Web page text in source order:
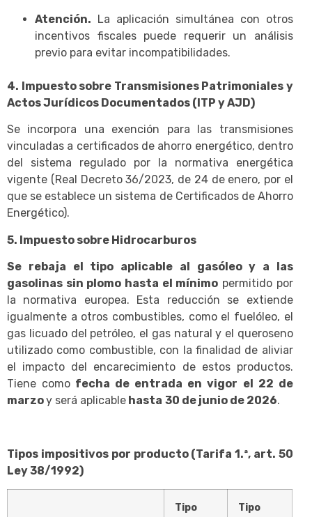
Atención. La aplicación simultánea con otros
incentivos fiscales puede requerir un análisis
previo para evitar incompatibilidades.
4. Impuesto sobre Transmisiones Patrimoniales y
Actos Jurídicos Documentados (ITP y AJD)
Se incorpora una exención para las transmisiones
vinculadas a certificados de ahorro energético, dentro
del sistema regulado por la normativa energética
vigente (Real Decreto 36/2023, de 24 de enero, por el
que se establece un sistema de Certificados de Ahorro
Energético).
5. Impuesto sobre Hidrocarburos
Se rebaja el tipo aplicable al gasóleo y a las
gasolinas sin plomo hasta el mínimo permitido por
la normativa europea. Esta reducción se extiende
igualmente a otros combustibles, como el fuelóleo, el
gas licuado del petróleo, el gas natural y el queroseno
utilizado como combustible, con la finalidad de aliviar
el impacto del encarecimiento de estos productos.
Tiene como fecha de entrada en vigor el 22 de
marzoy será aplicable hasta 30 de junio de 2026.
Tipos impositivos por producto (Tarifa 1.ª, art. 50
Ley 38/1992)
Tipo
Tipo